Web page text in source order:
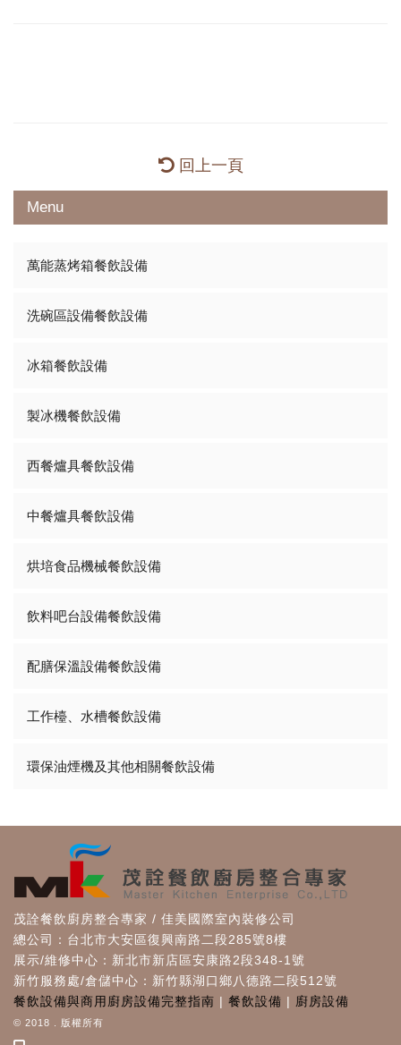
回上一頁
Menu
萬能蒸烤箱餐飲設備
洗碗區設備餐飲設備
冰箱餐飲設備
製冰機餐飲設備
西餐爐具餐飲設備
中餐爐具餐飲設備
烘培食品機械餐飲設備
飲料吧台設備餐飲設備
配膳保溫設備餐飲設備
工作檯、水槽餐飲設備
環保油煙機及其他相關餐飲設備
茂詮餐飲廚房整合專家 / 佳美國際室內裝修公司
總公司：台北市大安區復興南路二段285號8樓
展示/維修中心：新北市新店區安康路2段348-1號
新竹服務處/倉儲中心：新竹縣湖口鄉八德路二段512號
餐飲設備與商用廚房設備完整指南 | 餐飲設備 | 廚房設備
© 2018 . 版權所有